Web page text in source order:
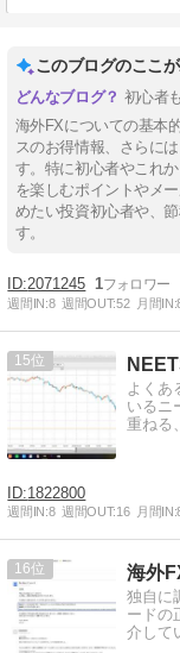
このブログのここ
初心者
海外FXについての基本
スのお得情報、さらに
す。特に初心者やこれ
を楽しむポイントやメ
めたい投資初心者や、
す。
2071245 1
週間IN:8 週間OUT:52 月間IN:
15
よくあ
いるニートの奮闘
重ねる
1822800
週間IN:8 週間OUT:16 月間IN:
16 海外
独自に
ードの
介して